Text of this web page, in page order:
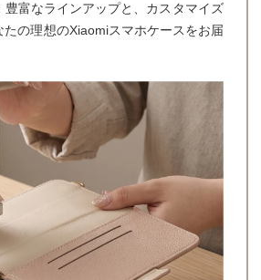
豊富なラインアップと、カスタマイズ
たの理想のXiaomiスマホケースをお届